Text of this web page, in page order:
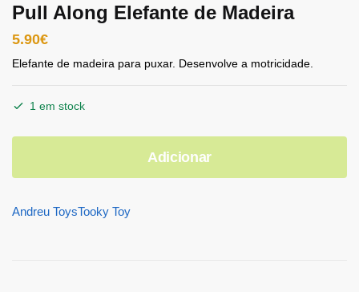
Pull Along Elefante de Madeira
5.90€
Elefante de madeira para puxar. Desenvolve a motricidade.
1 em stock
Adicionar
Andreu ToysTooky Toy